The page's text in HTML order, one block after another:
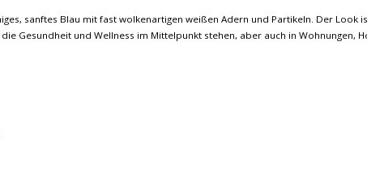
sanftes Blau mit fast wolkenartigen weißen Adern und Partikeln. Der Look
Gesundheit und Wellness im Mittelpunkt stehen, aber auch in Wohnungen,